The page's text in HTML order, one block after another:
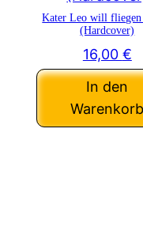
Kater Leo will fliegen
(Hardcover)
16,00 €
In den
Warenkorb